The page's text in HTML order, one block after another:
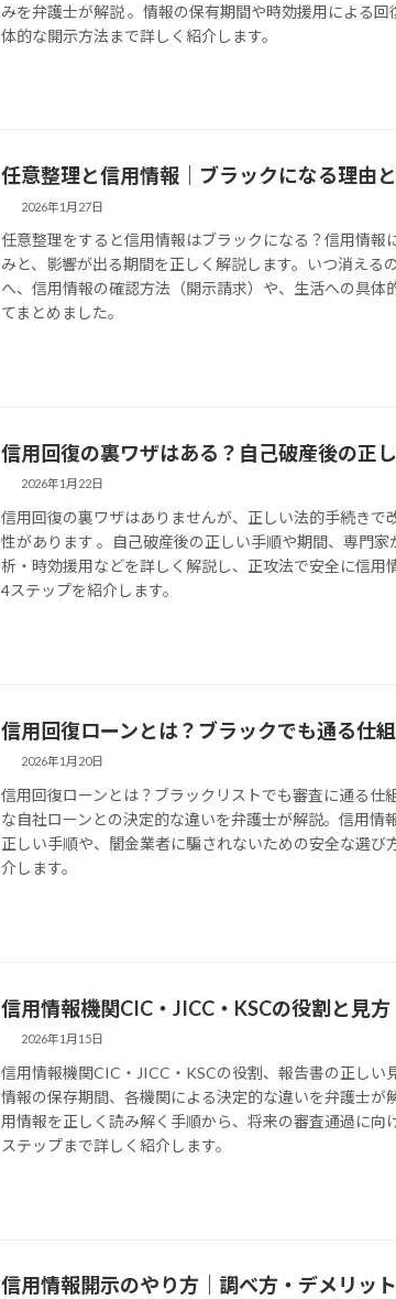
みを弁護士が解説 。情報の保有期間や時効援用による回
体的な開示方法まで詳しく紹介します。
任意整理と信用情報｜ブラックになる理由
2026年1月27日
任意整理をすると信用情報はブラックになる？信用情報
みと、影響が出る期間を正しく解説します。いつ消える
へ、信用情報の確認方法（開示請求）や、生活への具体
てまとめました。
信用回復の裏ワザはある？自己破産後の正
2026年1月22日
信用回復の裏ワザはありませんが、正しい法的手続きで
性があります 。自己破産後の正しい手順や期間、専門家
析・時効援用などを詳しく解説し、正攻法で安全に信用
4ステップを紹介します。
信用回復ローンとは？ブラックでも通る仕
2026年1月20日
信用回復ローンとは？ブラックリストでも審査に通る仕
な自社ローンとの決定的な違いを弁護士が解説。信用情
正しい手順や、闇金業者に騙されないための安全な選び
介します。
信用情報機関CIC・JICC・KSCの役割と見方
2026年1月15日
信用情報機関CIC・JICC・KSCの役割、報告書の正しい
情報の保存期間、各機関による決定的な違いを弁護士が
用情報を正しく読み解く手順から、将来の審査通過に向
ステップまで詳しく紹介します。
信用情報開示のやり方｜調べ方・デメリッ